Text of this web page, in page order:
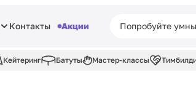
Контакты Акции
Кейтеринг Батуты Мастер-классы